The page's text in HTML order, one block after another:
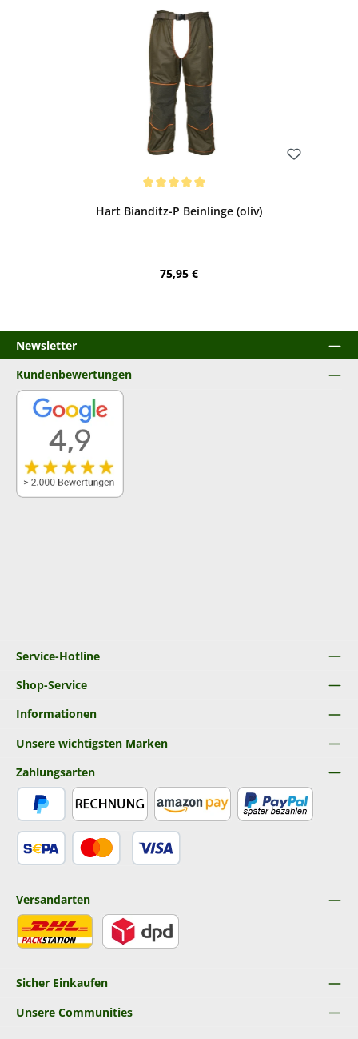
Hart Bianditz-P Beinlinge (oliv)
Regulärer Preis:
75,95 €
Newsletter
Service-Hotline
Shop-Service
Informationen
Unsere wichtigsten Marken
Sicher Einkaufen
Kundenbewertungen
Unsere Communities
Zahlungsarten
Versandarten